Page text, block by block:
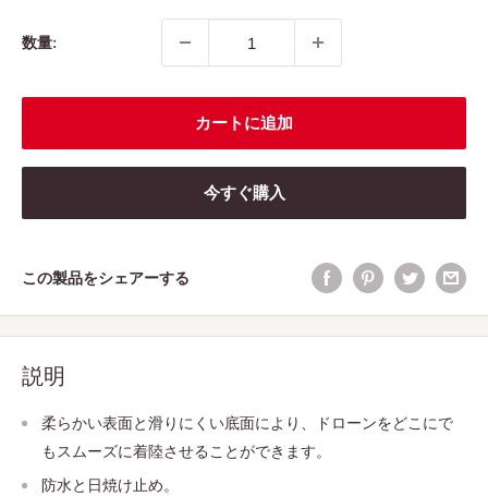
数量:
カートに追加
今すぐ購入
この製品をシェアーする
説明
柔らかい表面と滑りにくい底面により、ドローンをどこにで
もスムーズに着陸させることができます。
防水と日焼け止め。